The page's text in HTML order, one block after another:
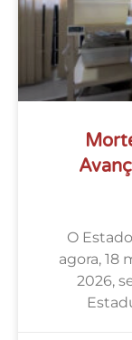
O
agora, 18
2026,